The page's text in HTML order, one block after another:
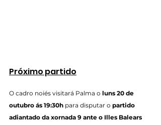
Próximo partido
O cadro noiés visitará Palma o luns 20 de
outubro ás 19:30h para disputar o partido
adiantado da xornada 9 ante o Illes Balears